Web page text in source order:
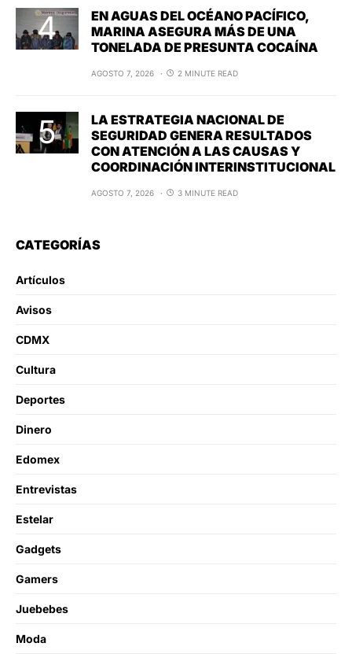
EN AGUAS DEL OCÉANO PACÍFICO,
MARINA ASEGURA MÁS DE UNA
TONELADA DE PRESUNTA COCAÍNA
AGOSTO 7, 2026 2 MINUTE READ
LA ESTRATEGIA NACIONAL DE
SEGURIDAD GENERA RESULTADOS
CON ATENCIÓN A LAS CAUSAS Y
COORDINACIÓN INTERINSTITUCIONAL
AGOSTO 7, 2026 3 MINUTE READ
CATEGORÍAS
Artículos
Avisos
CDMX
Cultura
Deportes
Dinero
Edomex
Entrevistas
Estelar
Gadgets
Gamers
Juebebes
Moda